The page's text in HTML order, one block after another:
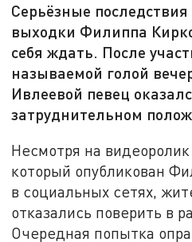
Серьёзные
выходки Филиппа
себя ждать. После
называемой голой
Ивлеевой певец
затруднительном
Несмотря на
который опубликован
в социальных сетях,
отказались поверить в
Очередная попытка